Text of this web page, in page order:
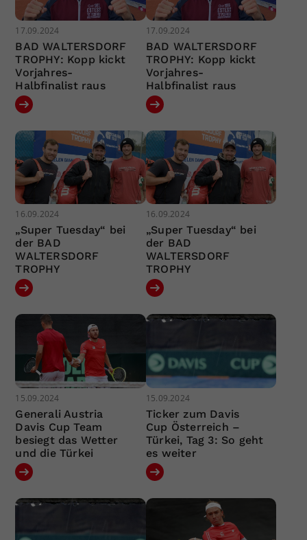
17.09.2024
BAD WALTERSDORF
TROPHY: Kopp kickt
Vorjahres-
Halbfinalist raus
17.09.2024
BAD WALTERSDORF
TROPHY: Kopp kickt
Vorjahres-
Halbfinalist raus
16.09.2024
„Super Tuesday“ bei
der BAD
WALTERSDORF
TROPHY
16.09.2024
„Super Tuesday“ bei
der BAD
WALTERSDORF
TROPHY
15.09.2024
Generali Austria
Davis Cup Team
besiegt das Wetter
und die Türkei
15.09.2024
Ticker zum Davis
Cup Österreich –
Türkei, Tag 3: So geht
es weiter